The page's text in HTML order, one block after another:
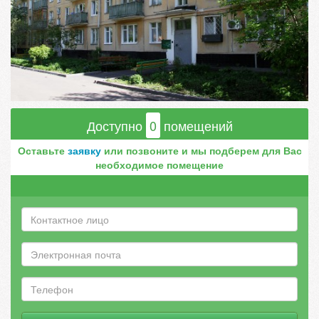
Доступно 0 помещений
Оставьте заявкуили позвоните и мы подберем для Вас
необходимое помещение